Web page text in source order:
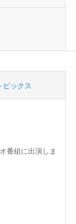
ピックス
番組に出演しま